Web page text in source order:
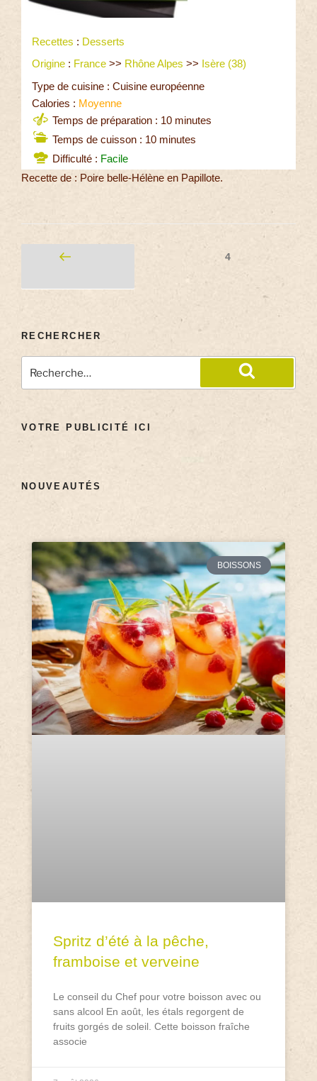
Recettes : Desserts
Origine : France >> Rhône Alpes >> Isère (38)
Type de cuisine : Cuisine européenne
Calories : Moyenne
Temps de préparation : 10 minutes
Temps de cuisson : 10 minutes
Difficulté : Facile
Recette de : Poire belle-Hélène en Papillote.
4
RECHERCHER
VOTRE PUBLICITÉ ICI
NOUVEAUTÉS
BOISSONS
Spritz d’été à la pêche,
framboise et verveine
Le conseil du Chef pour votre boisson avec ou
sans alcool En août, les étals regorgent de
fruits gorgés de soleil. Cette boisson fraîche
associe